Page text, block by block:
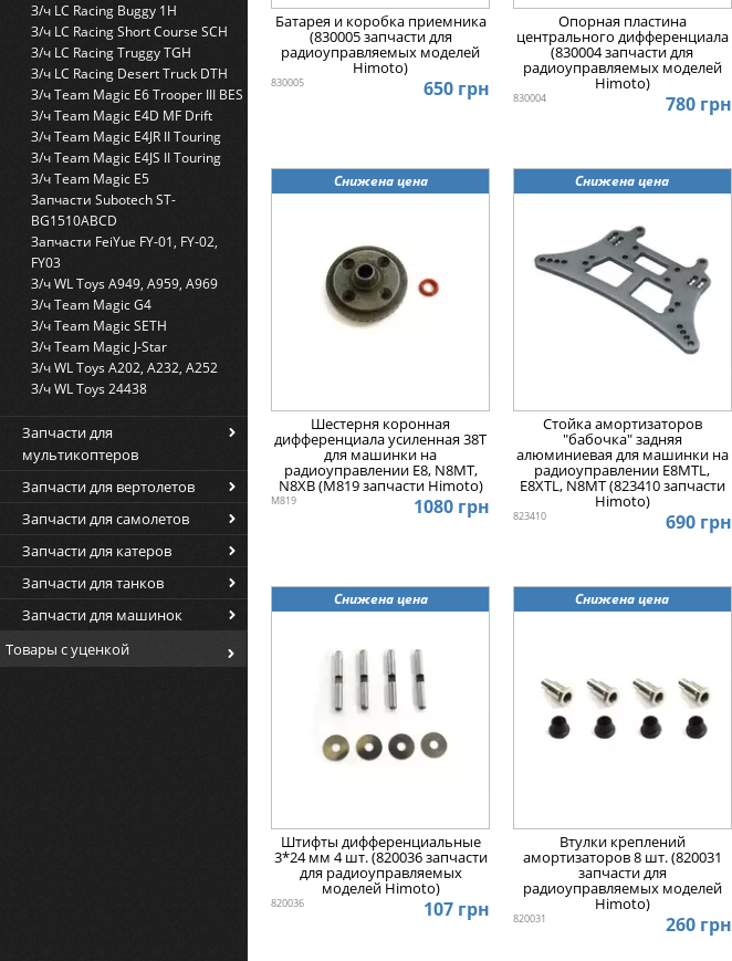
З/ч LC Racing Buggy 1H
З/ч LC Racing Short Course SCH
З/ч LC Racing Truggy TGH
З/ч LC Racing Desert Truck DTH
З/ч Team Magic E6 Trooper III BES
З/ч Team Magic E4D MF Drift
З/ч Team Magic E4JR II Touring
З/ч Team Magic E4JS II Touring
З/ч Team Magic E5
Запчасти Subotech ST-
BG1510ABCD
Запчасти FeiYue FY-01, FY-02,
FY03
З/ч WL Toys A949, A959, A969
З/ч Team Magic G4
З/ч Team Magic SETH
З/ч Team Magic J-Star
З/ч WL Toys A202, A232, A252
З/ч WL Toys 24438
Запчасти для
мультикоптеров
Запчасти для вертолетов
Запчасти для самолетов
Запчасти для катеров
Запчасти для танков
Запчасти для машинок
Товары с уценкой
Батарея и коробка приемника
(830005 запчасти для
радиоуправляемых моделей
Himoto)
830005 650 грн
Опорная пластина
центрального дифференциала
(830004 запчасти для
радиоуправляемых моделей
Himoto)
830004 780 грн
Снижена цена
Шестерня коронная
дифференциала усиленная 38T
для машинки на
радиоуправлении E8, N8MT,
N8XB (M819 запчасти Himoto)
M819 1080 грн
Снижена цена
Стойка амортизаторов
"бабочка" задняя
алюминиевая для машинки на
радиоуправлении E8MTL,
E8XTL, N8MT (823410 запчасти
Himoto)
823410 690 грн
Снижена цена
Штифты дифференциальные
3*24 мм 4 шт. (820036 запчасти
для радиоуправляемых
моделей Himoto)
820036 107 грн
Снижена цена
Втулки креплений
амортизаторов 8 шт. (820031
запчасти для
радиоуправляемых моделей
Himoto)
820031 260 грн